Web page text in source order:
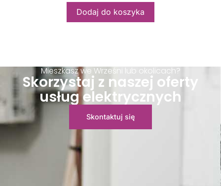
Dodaj do koszyka
Mieszkasz we Wrześni lub okolicach?
Skorzystaj z naszej oferty
usług elektrycznych
Skontaktuj się